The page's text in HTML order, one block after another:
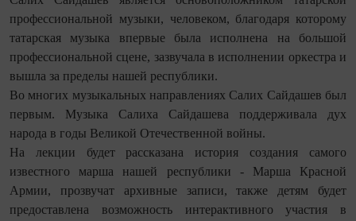
профессиональной музыки, человеком, благодаря которому
татарская музыка впервые была исполнена на большой
профессиональной сцене, зазвучала в исполнении оркестра и
вышла за пределы нашей республики.
Во многих музыкальных направлениях Салих Сайдашев был
первым. Музыка Салиха Сайдашева поддерживала дух
народа в годы Великой Отечественной войны.
На лекции будет рассказана история создания самого
известного марша нашей республики - Марша Красной
Армии, прозвучат архивные записи, также детям будет
предоставлена возможность интерактивного участия в